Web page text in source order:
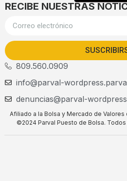
RECIBE NUESTRAS
809.560.0909
info@parval-
denuncias@parval-
Afiliado a la Bolsa y Mercado de Valores
©2024 Parval Puesto de Bolsa.